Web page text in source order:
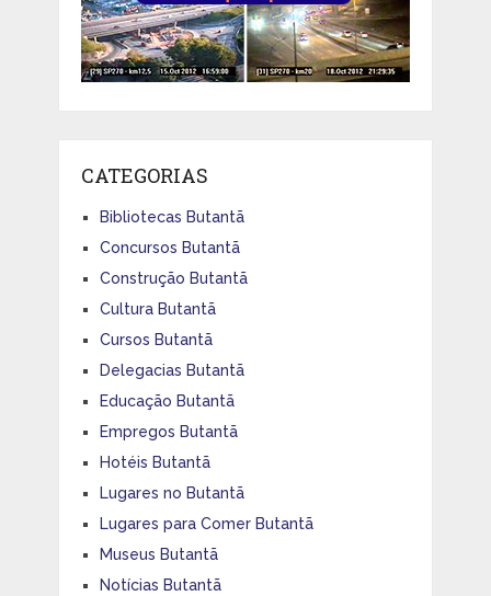
CATEGORIAS
Bibliotecas Butantã
Concursos Butantã
Construção Butantã
Cultura Butantã
Cursos Butantã
Delegacias Butantã
Educação Butantã
Empregos Butantã
Hotéis Butantã
Lugares no Butantã
Lugares para Comer Butantã
Museus Butantã
Notícias Butantã